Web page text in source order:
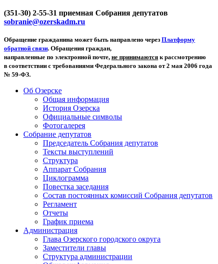
(351-30) 2-55-31 приемная Собрания депутатов
sobranie@ozerskadm.ru
Обращение гражданина может быть направлено через Платформу
обратной связи. Обращения граждан,
направленные по электронной почте, не принимаются к рассмотрению
в соответствии с требованиями Федерального закона от 2 мая 2006 года
№ 59-ФЗ.
Об Озерске
Общая информация
История Озерска
Официальные символы
Фотогалерея
Собрание депутатов
Председатель Собрания депутатов
Тексты выступлений
Структура
Аппарат Собрания
Циклограмма
Повестка заседания
Состав постоянных комиссий Собрания депутатов
Регламент
Отчеты
График приема
Администрация
Глава Озерского городского округа
Заместители главы
Структура администрации